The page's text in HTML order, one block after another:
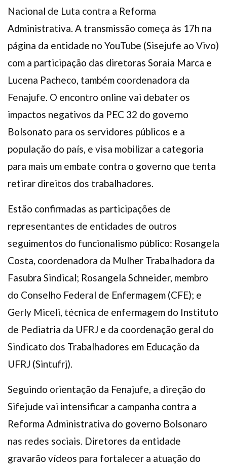
Nacional de Luta contra a Reforma
Administrativa. A transmissão começa às 17h na
página da entidade no YouTube (Sisejufe ao Vivo)
com a participação das diretoras Soraia Marca e
Lucena Pacheco, também coordenadora da
Fenajufe. O encontro online vai debater os
impactos negativos da PEC 32 do governo
Bolsonato para os servidores públicos e a
população do país, e visa mobilizar a categoria
para mais um embate contra o governo que tenta
retirar direitos dos trabalhadores.
Estão confirmadas as participações de
representantes de entidades de outros
seguimentos do funcionalismo público: Rosangela
Costa, coordenadora da Mulher Trabalhadora da
Fasubra Sindical; Rosangela Schneider, membro
do Conselho Federal de Enfermagem (CFE); e
Gerly Miceli, técnica de enfermagem do Instituto
de Pediatria da UFRJ e da coordenação geral do
Sindicato dos Trabalhadores em Educação da
UFRJ (Sintufrj).
Seguindo orientação da Fenajufe, a direção do
Sifejude vai intensificar a campanha contra a
Reforma Administrativa do governo Bolsonaro
nas redes sociais. Diretores da entidade
gravarão vídeos para fortalecer a atuação do